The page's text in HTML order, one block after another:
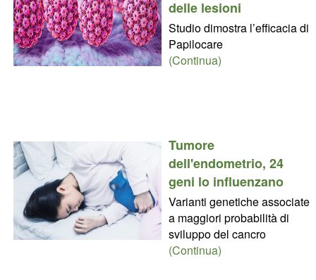
delle lesioni
Studio dimostra l’efficacia di
Papilocare
(Continua)
Tumore
dell'endometrio, 24
geni lo influenzano
Varianti genetiche associate
a maggiori probabilità di
sviluppo del cancro
(Continua)